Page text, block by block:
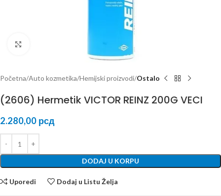
Početna Auto kozmetika Hemijski proizvodi Ostalo
(2606) Hermetik VICTOR REINZ 200G VECI
2.280,00 рсд
DODAJ U KORPU
Uporedi Dodaj u Listu Želja